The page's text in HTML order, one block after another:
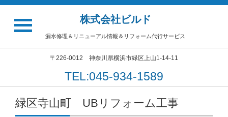
株式会社ビルド
漏水修理＆リニューアル情報＆リフォーム代行サービス
〒226-0012 神奈川県横浜市緑区上山1-14-11
TEL:045-934-1589
緑区寺山町 UBリフォーム工事